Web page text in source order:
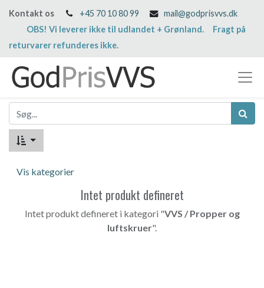
Kontakt os +45 70 10 80 99
mail@godprisvvs.dk
OBS! Vi leverer ikke til udlandet + Grønland. Fragt på
returvarer refunderes ikke.
Vis kategorier
Intet produkt defineret
Intet produkt defineret i kategori "VVS / Propper og
luftskruer".